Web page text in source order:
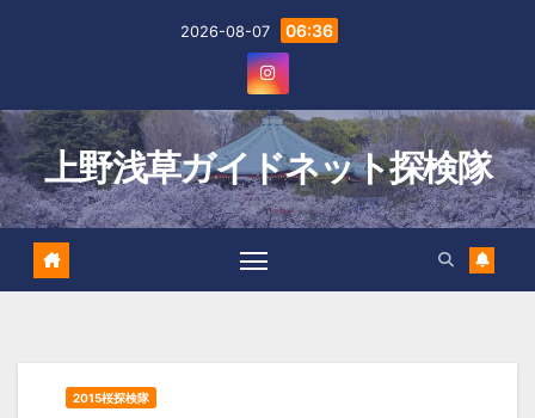
2026-08-07 06:36
上野浅草ガイドネット探検隊
2015桜探検隊